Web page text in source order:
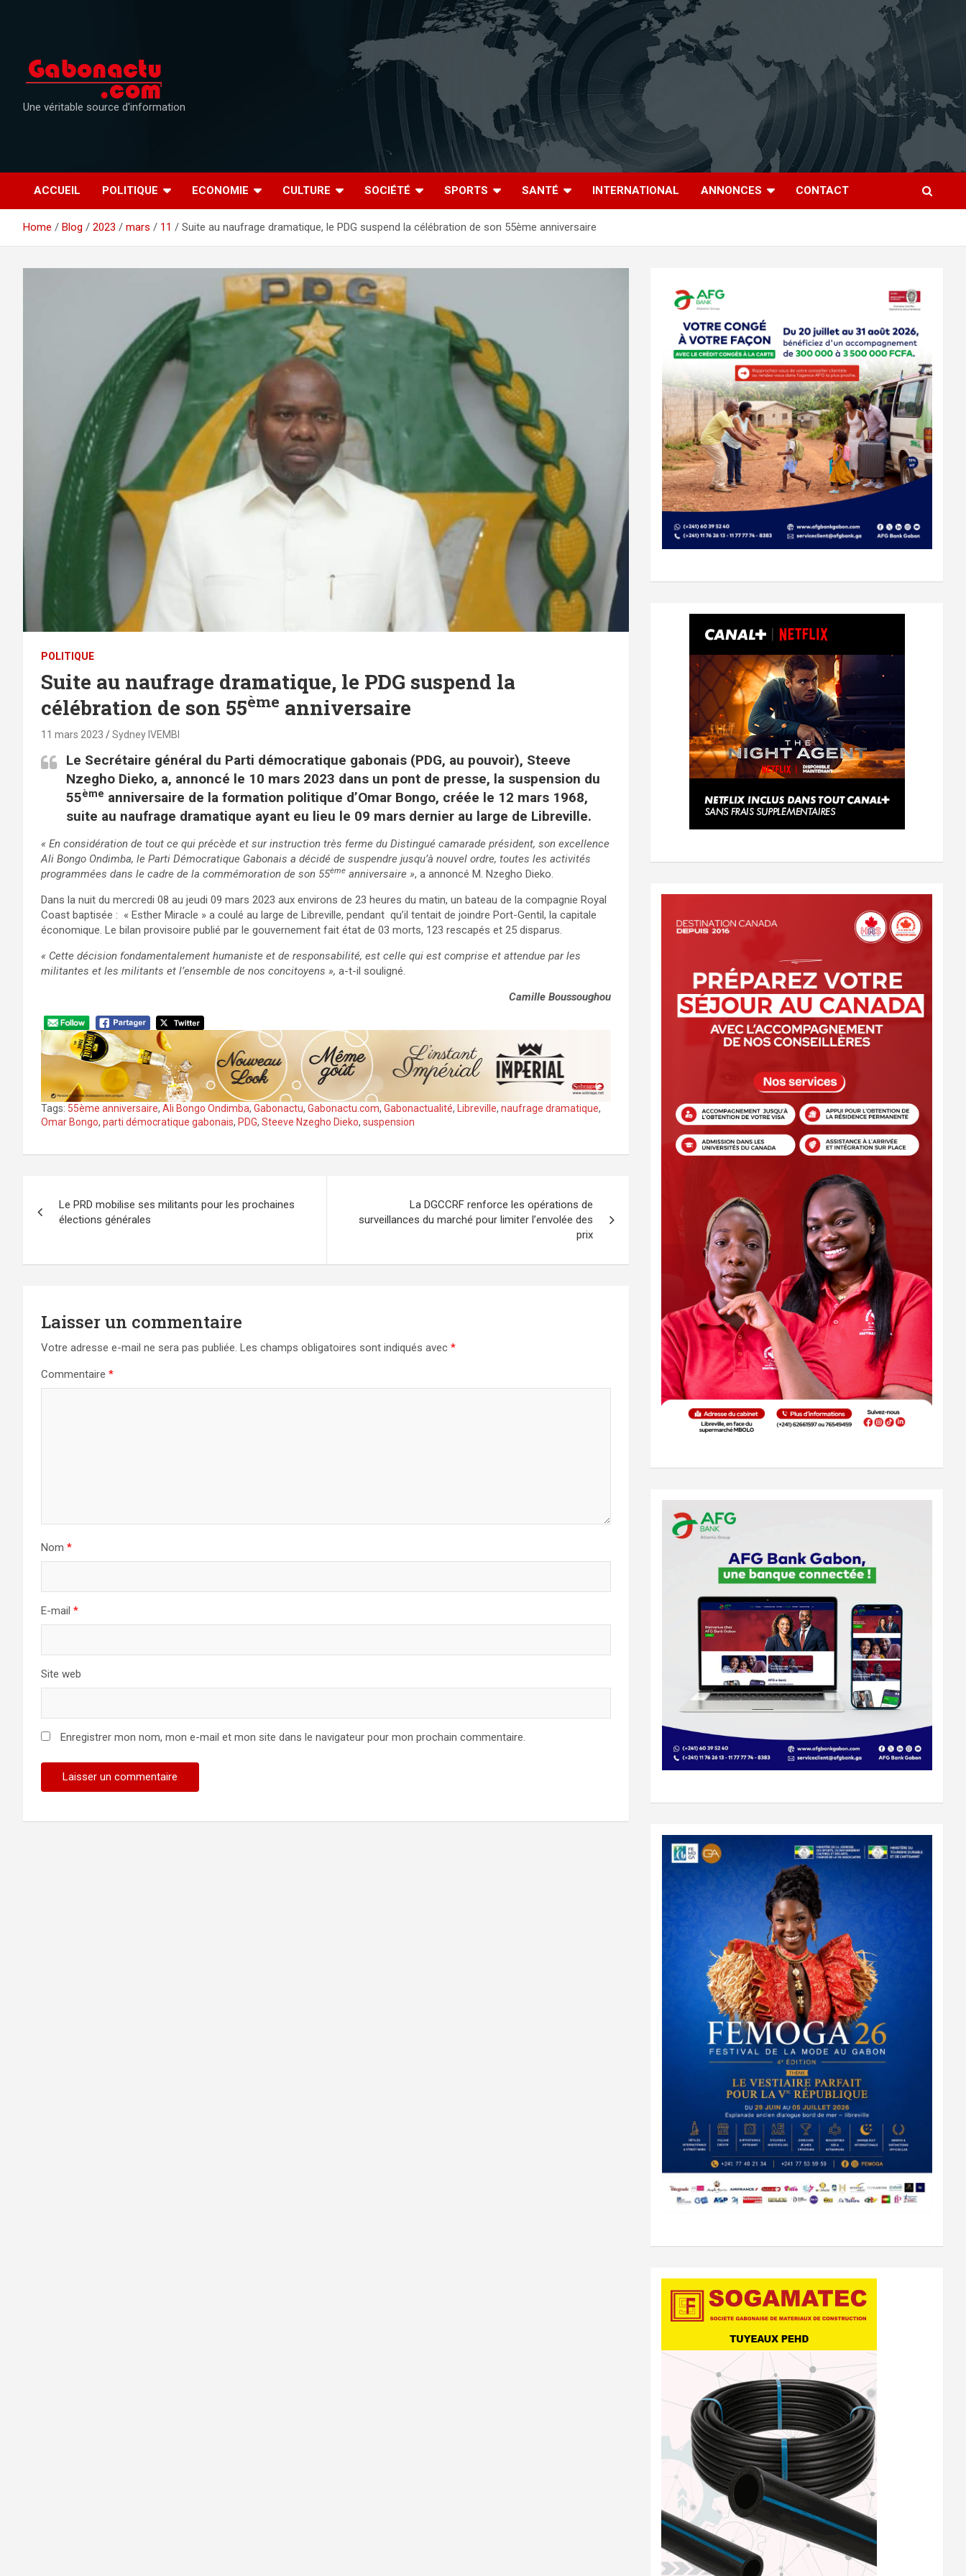
Une véritable source d'information
ACCUEIL POLITIQUE ECONOMIE CULTURE SOCIÉTÉ SPORTS SANTÉ INTERNATIONAL ANNONCES CONTACT
Home Blog 2023 mars 11 Suite au naufrage dramatique, le PDG suspend la célébration de son 55ème anniversaire
POLITIQUE
Suite au naufrage dramatique, le PDG suspend la
célébration de son 55ème anniversaire
11 mars 2023 Sydney IVEMBI
Le Secrétaire général du Parti démocratique gabonais (PDG, au pouvoir), Steeve
Nzegho Dieko, a, annoncé le 10 mars 2023 dans un pont de presse, la suspension du
55ème anniversaire de la formation politique d’Omar Bongo, créée le 12 mars 1968,
suite au naufrage dramatique ayant eu lieu le 09 mars dernier au large de Libreville.
« En considération de tout ce qui précède et sur instruction très ferme du Distingué camarade président, son excellence
Ali Bongo Ondimba, le Parti Démocratique Gabonais a décidé de suspendre jusqu’à nouvel ordre, toutes les activités
programmées dans le cadre de la commémoration de son 55ème anniversaire », a annoncé M. Nzegho Dieko.
Dans la nuit du mercredi 08 au jeudi 09 mars 2023 aux environs de 23 heures du matin, un bateau de la compagnie Royal
Coast baptisée : « Esther Miracle » a coulé au large de Libreville, pendant qu’il tentait de joindre Port-Gentil, la capitale
économique. Le bilan provisoire publié par le gouvernement fait état de 03 morts, 123 rescapés et 25 disparus.
« Cette décision fondamentalement humaniste et de responsabilité, est celle qui est comprise et attendue par les
militantes et les militants et l’ensemble de nos concitoyens », a-t-il souligné.
Camille Boussoughou
Tags: 55ème anniversaire, Ali Bongo Ondimba, Gabonactu, Gabonactu.com, Gabonactualité, Libreville, naufrage dramatique,
Omar Bongo, parti démocratique gabonais, PDG, Steeve Nzegho Dieko, suspension
de
Le PRD mobilise ses militants pour les prochaines
élections générales
La DGCCRF renforce les opérations de
surveillances du marché pour limiter l’envolée des
prix
Laisser un commentaire
Votre adresse e-mail ne sera pas publiée. Les champs obligatoires sont indiqués avec *
Commentaire *
Nom *
E-mail *
Site web
Enregistrer mon nom, mon e-mail et mon site dans le navigateur pour mon prochain commentaire.